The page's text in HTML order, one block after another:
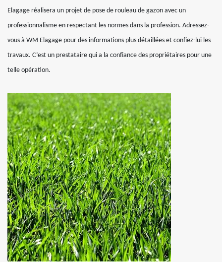
Elagage réalisera un projet de pose de rouleau de gazon avec un
professionnalisme en respectant les normes dans la profession. Adressez-
vous à WM Elagage pour des informations plus détaillées et confiez-lui les
travaux. C’est un prestataire qui a la confiance des propriétaires pour une
telle opération.